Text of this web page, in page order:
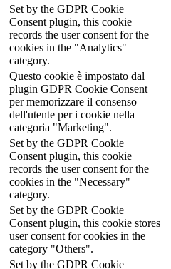
Set by the GDPR Cookie
Consent plugin, this cookie
records the user consent for the
cookies in the "Analytics"
category.
Questo cookie è impostato dal
plugin GDPR Cookie Consent
per memorizzare il consenso
dell'utente per i cookie nella
categoria "Marketing".
Set by the GDPR Cookie
Consent plugin, this cookie
records the user consent for the
cookies in the "Necessary"
category.
Set by the GDPR Cookie
Consent plugin, this cookie stores
user consent for cookies in the
category "Others".
Set by the GDPR Cookie